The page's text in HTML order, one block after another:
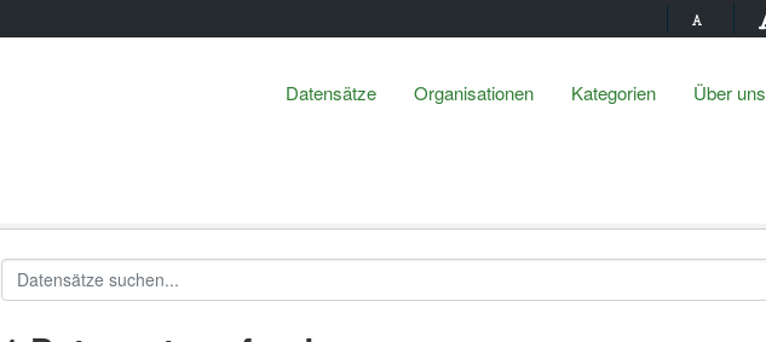
Datensätze Organisationen Kategorien Über uns